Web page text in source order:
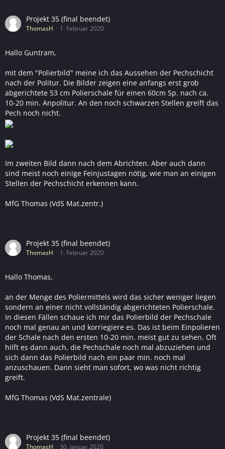
Projekt 35 (final beendet)
ThomasH 1. Februar 2020
Hallo Guntram,
mit dem "Polierbild" meine ich das Aussehen der Pechschicht
nach der Politur. Die Bilder zeigen eine anfangs erst grob
abgerichtete 53 cm Polierschale für einen 60cm Sp. nach ca.
10-20 min. Anpolitur. An den noch schwarzen Stellen greift das
Pech noch nicht.
Im zweiten Bild dann nach dem Abrichten. Aber auch dann
sind meist noch einige Feinjustagen nötig, wie man an einigen
Stellen der Pechschicht erkennen kann.
MfG Thomas (VdS Mat.zentr.)
Projekt 35 (final beendet)
ThomasH 1. Februar 2020
Hallo Thomas,
an der Menge des Poliermittels wird das sicher weniger liegen
sondern an einer nicht vollständig abgerichteten Polierschale.
In diesen Fällen schaue ich mir das Polierbild der Pechschale
noch mal genau an und korriegiere es. Das ist beim Einpolieren
der Schale nach den ersten 10-20 min. meist gut zu sehen. Oft
hilft es dann auch, die Pechschale noch mal abzuziehen und
sich dann das Polierbild nach ein paar min. noch mal
anzuschauen. Dann sieht man sofort, wo was nicht richtig
greift.
MfG Thomas (VdS Mat.zentrale)
Projekt 35 (final beendet)
ThomasH 30. Januar 2020